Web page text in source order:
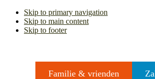
Skip to primary navigation
Skip to main content
Skip to footer
Familie & vrienden